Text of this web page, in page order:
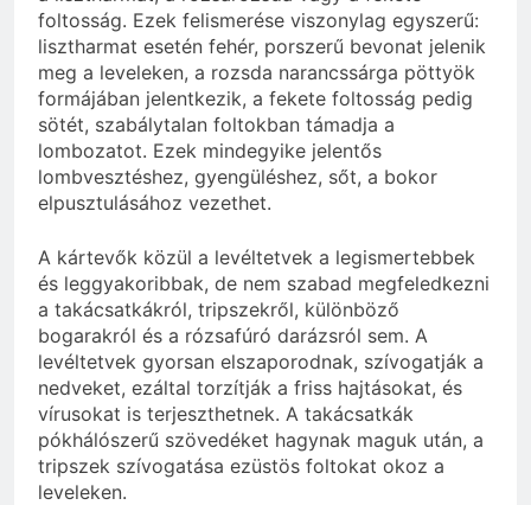
foltosság. Ezek felismerése viszonylag egyszerű:
lisztharmat esetén fehér, porszerű bevonat jelenik
meg a leveleken, a rozsda narancssárga pöttyök
formájában jelentkezik, a fekete foltosság pedig
sötét, szabálytalan foltokban támadja a
lombozatot. Ezek mindegyike jelentős
lombvesztéshez, gyengüléshez, sőt, a bokor
elpusztulásához vezethet.
A kártevők közül a levéltetvek a legismertebbek
és leggyakoribbak, de nem szabad megfeledkezni
a takácsatkákról, tripszekről, különböző
bogarakról és a rózsafúró darázsról sem. A
levéltetvek gyorsan elszaporodnak, szívogatják a
nedveket, ezáltal torzítják a friss hajtásokat, és
vírusokat is terjeszthetnek. A takácsatkák
pókhálószerű szövedéket hagynak maguk után, a
tripszek szívogatása ezüstös foltokat okoz a
leveleken.